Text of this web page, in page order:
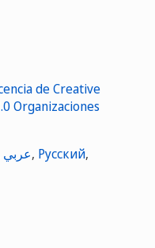
عربي, Русский,